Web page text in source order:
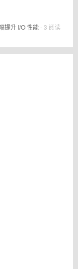
提升 I/O 性能- 3 阅读